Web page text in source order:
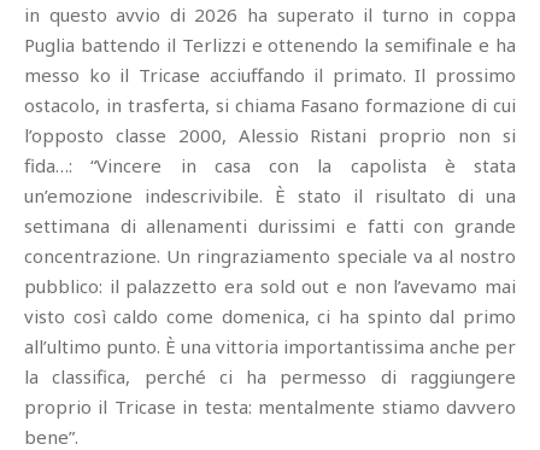
in questo avvio di 2026 ha superato il turno in coppa
Puglia battendo il Terlizzi e ottenendo la semifinale e ha
messo ko il Tricase acciuffando il primato. Il prossimo
ostacolo, in trasferta, si chiama Fasano formazione di cui
l’opposto classe 2000, Alessio Ristani proprio non si
fida…: “Vincere in casa con la capolista è stata
un’emozione indescrivibile. È stato il risultato di una
settimana di allenamenti durissimi e fatti con grande
concentrazione. Un ringraziamento speciale va al nostro
pubblico: il palazzetto era sold out e non l’avevamo mai
visto così caldo come domenica, ci ha spinto dal primo
all’ultimo punto. È una vittoria importantissima anche per
la classifica, perché ci ha permesso di raggiungere
proprio il Tricase in testa: mentalmente stiamo davvero
bene”.